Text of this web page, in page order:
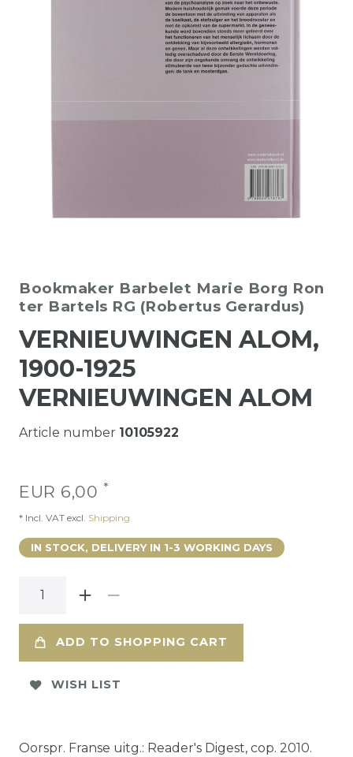
Bookmaker Barbelet Marie Borg Ron
ter Bartels RG (Robertus Gerardus)
VERNIEUWINGEN ALOM,
1900-1925
VERNIEUWINGEN ALOM
Article number 10105922
EUR 6,00 *
* Incl. VAT excl. Shipping
IN STOCK, DELIVERY IN 1-3 WORKING DAYS
ADD TO SHOPPING CART
WISH LIST
Oorspr. Franse uitg.: Reader's Digest, cop. 2010.